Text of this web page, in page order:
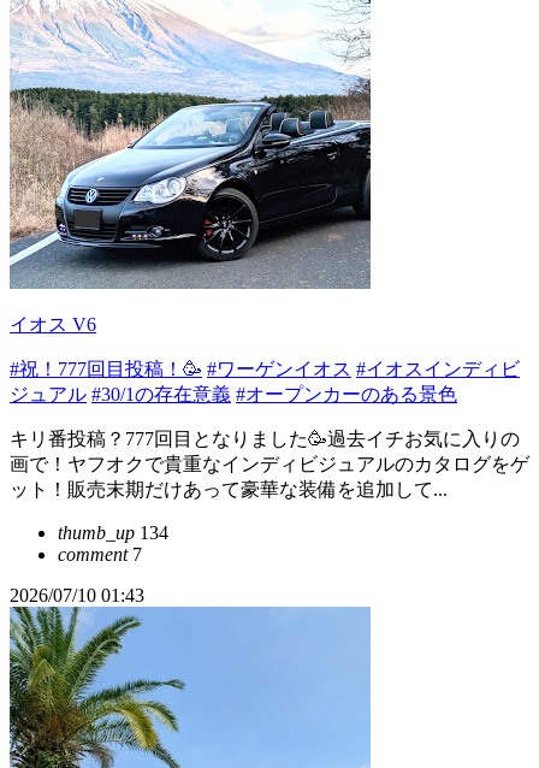
イオス V6
#祝！777回目投稿！🥳 #ワーゲンイオス #イオスインディビ
ジュアル #30/1の存在意義 #オープンカーのある景色
キリ番投稿？777回目となりました🥳過去イチお気に入りの
画で！ヤフオクで貴重なインディビジュアルのカタログをゲ
ット！販売末期だけあって豪華な装備を追加して...
thumb_up 134
comment7
2026/07/10 01:43